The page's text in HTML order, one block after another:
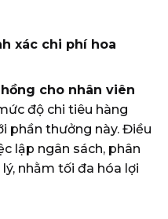
xác chi phí hoa
cho nhân viên
độ chi tiêu hàng
phần thưởng này. Điều
lập ngân sách, phân
nhằm tối đa hóa lợi